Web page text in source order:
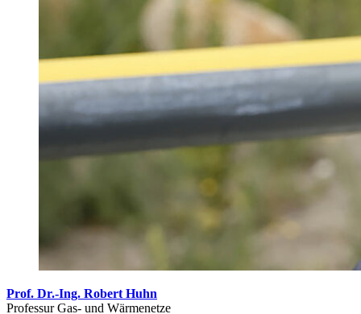
Prof. Dr.-Ing. Robert Huhn
Professur Gas- und Wärmenetze